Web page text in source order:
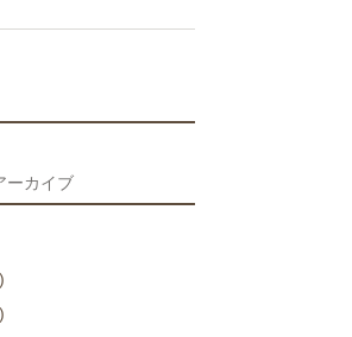
ーカイブ